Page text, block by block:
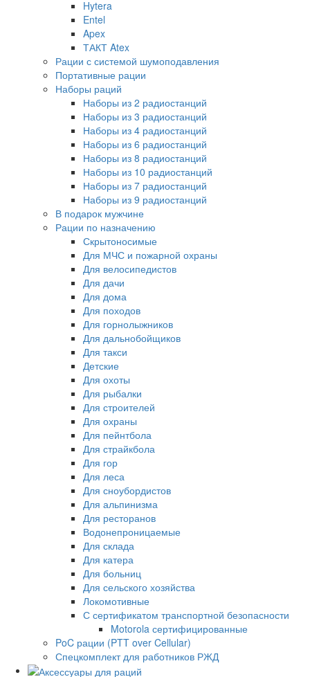
Hytera
Entel
Apex
ТАКТ Atex
Рации с системой шумоподавления
Портативные рации
Наборы раций
Наборы из 2 радиостанций
Наборы из 3 радиостанций
Наборы из 4 радиостанций
Наборы из 6 радиостанций
Наборы из 8 радиостанций
Наборы из 10 радиостанций
Наборы из 7 радиостанций
Наборы из 9 радиостанций
В подарок мужчине
Рации по назначению
Скрытоносимые
Для МЧС и пожарной охраны
Для велосипедистов
Для дачи
Для дома
Для походов
Для горнолыжников
Для дальнобойщиков
Для такси
Детские
Для охоты
Для рыбалки
Для строителей
Для охраны
Для пейнтбола
Для страйкбола
Для гор
Для леса
Для сноубордистов
Для альпинизма
Для ресторанов
Водонепроницаемые
Для склада
Для катера
Для больниц
Для сельского хозяйства
Локомотивные
С сертификатом транспортной безопасности
Motorola сертифицированные
PoC рации (PTT over Cellular)
Спецкомплект для работников РЖД